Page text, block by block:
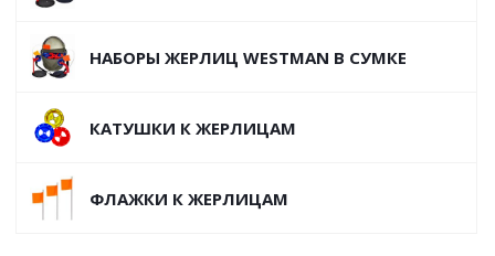
НАБОРЫ ЖЕРЛИЦ WESTMAN В СУМКЕ
КАТУШКИ К ЖЕРЛИЦАМ
ФЛАЖКИ К ЖЕРЛИЦАМ